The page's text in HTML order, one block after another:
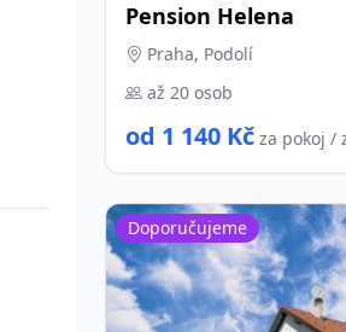
Pension Helena
Praha, Podolí
až 20 osob
od 1 140 Kč za pokoj /
Doporučujeme